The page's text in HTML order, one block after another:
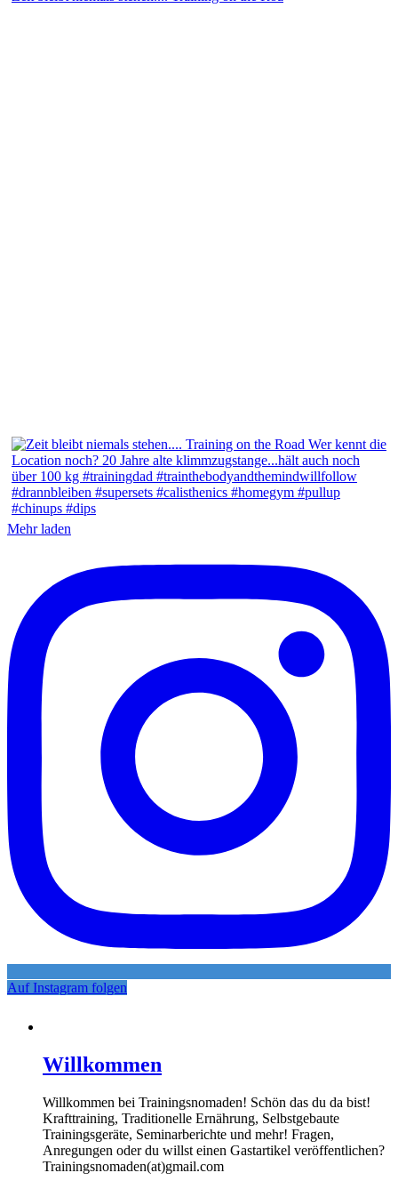
Mehr laden
Auf Instagram folgen
Willkommen
Willkommen bei Trainingsnomaden! Schön das du da bist!
Krafttraining, Traditionelle Ernährung, Selbstgebaute
Trainingsgeräte, Seminarberichte und mehr! Fragen,
Anregungen oder du willst einen Gastartikel veröffentlichen?
Trainingsnomaden(at)gmail.com